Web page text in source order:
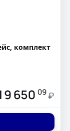
комплект
650 09 ₽